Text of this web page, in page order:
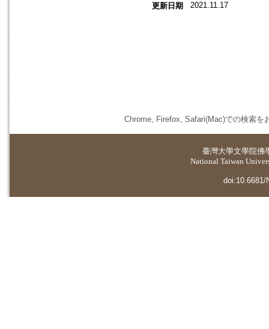
更新日期 2021.11.17
Chrome, Firefox, Safari(Mac)での検索を
臺灣大學文學院佛
National Taiwan
doi:10.6681/